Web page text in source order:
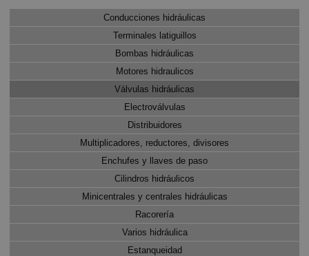
Conducciones hidráulicas
Terminales latiguillos
Bombas hidráulicas
Motores hidraulicos
Válvulas hidráulicas
Electroválvulas
Distribuidores
Multiplicadores, reductores, divisores
Enchufes y llaves de paso
Cilindros hidráulicos
Minicentrales y centrales hidráulicas
Racorería
Varios hidráulica
Estanqueidad